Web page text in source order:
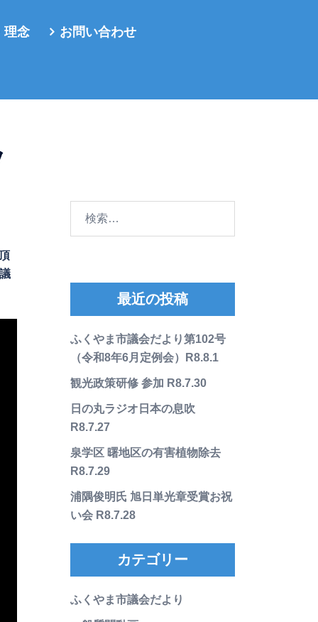
理念 お問い合わせ
最近の投稿
ふくやま市議会だより第102号
（令和8年6月定例会）R8.8.1
観光政策研修 参加 R8.7.30
日の丸ラジオ日本の息吹
R8.7.27
泉学区 曙地区の有害植物除去
R8.7.29
浦隅俊明氏 旭日単光章受賞お祝
い会 R8.7.28
カテゴリー
ふくやま市議会だより